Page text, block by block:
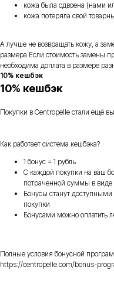
кожа была сдвоена (нами
кожа потеряла свой
А лучше не возвращать кожу, а
размера Если стоимость замены
необходима доплата в размере
10% кешбэк
10% кешбэк
Покупки в Centropelle стали ещё
Как работает система кешбэка?
1 бонус = 1 рубль
С каждой покупки на ваш
потраченной суммы в виде
Бонусы станут
покупки
Бонусами можно оплатить
Полные условия бонусной
https://centropelle.com/bonus-